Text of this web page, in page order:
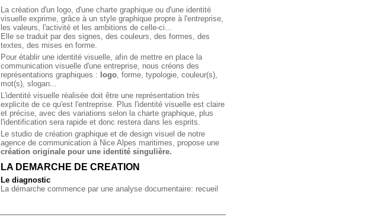
La création d'un logo, d'une charte graphique ou d'une identité
visuelle exprime, grâce à un style graphique propre à l'entreprise,
les valeurs, l'activité et les ambitions de celle-ci...
Elle se traduit par des signes, des couleurs, des formes, des
textes, des mises en forme.
Pour établir une identité visuelle, afin de mettre en place la
communication visuelle d'une entreprise, nous créons des
représentations graphiques : logo , forme, typologie, couleur(s),
mot(s), slogan...
L'identité visuelle réalisée doit être une représentation très
explicite de ce qu'est l'entreprise. Plus l'identité visuelle est claire
et précise, avec des variations selon la charte graphique, plus
l'identification sera rapide et donc restera dans les esprits.
Le studio de création graphique et de design visuel de notre
agence de communication à Nice Alpes maritimes , propose une
création originale pour une identité singulière.
LA DEMARCHE DE CREATION
Le diagnostic
La démarche commence par une analyse documentaire: recueil
visuel est effectué afin d'analyser l'identité visuelle existante et